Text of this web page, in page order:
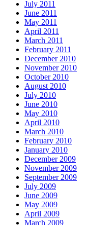
July 2011
June 2011
May 2011
April 2011
March 2011
February 2011
December 2010
November 2010
October 2010
August 2010
July 2010
June 2010
May 2010
April 2010
March 2010
February 2010
January 2010
December 2009
November 2009
September 2009
July 2009
June 2009
May 2009
April 2009
March 2009